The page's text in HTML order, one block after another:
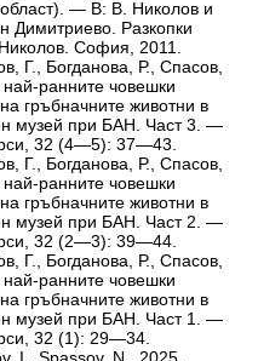
— В: В. Николов и
Димитриево. Разкопки
София, 2011.
Г., Богданова, Р., Спасов,
ранните човешки
гръбначните животни в
музей при БАН. Част 3. —
32 (4—5): 37—43.
Г., Богданова, Р., Спасов,
ранните човешки
гръбначните животни в
музей при БАН. Част 2. —
32 (2—3): 39—44.
Г., Богданова, Р., Спасов,
ранните човешки
гръбначните животни в
музей при БАН. Част 1. —
32 (1): 29—34.